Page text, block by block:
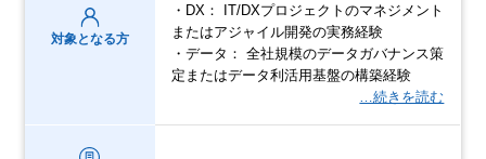
対象となる方
・DX： IT/DXプロジェクトのマネジメント
またはアジャイル開発の実務経験
・データ： 全社規模のデータガバナンス策
定またはデータ利活用基盤の構築経験
…続きを読む